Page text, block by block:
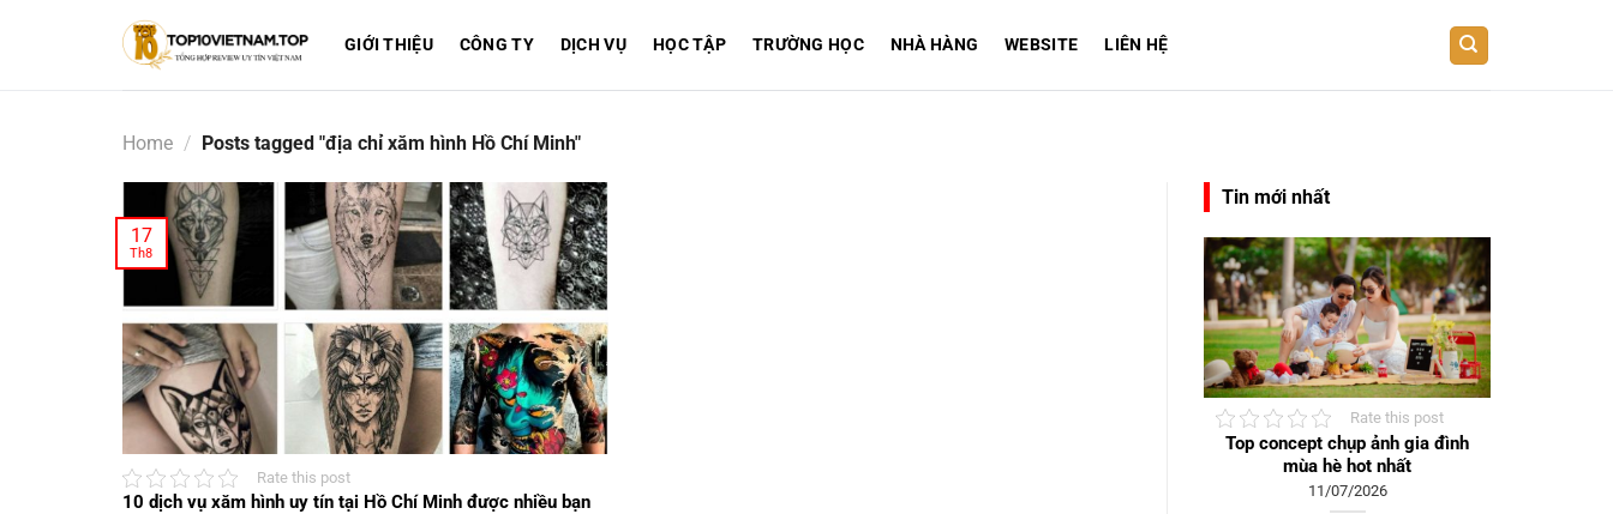
GIỚI THIỆU CÔNG TY DỊCH VỤ HỌC TẬP TRƯỜNG HỌC NHÀ HÀNG WEBSITE LIÊN HỆ
Home / Posts tagged "địa chỉ xăm hình Hồ Chí Minh"
Rate this post
10 dịch vụ xăm hình uy tín tại Hồ Chí Minh được nhiều bạn
17
Th8
Tin mới nhất
Rate this post
Top concept chụp ảnh gia đình
mùa hè hot nhất
11/07/2026